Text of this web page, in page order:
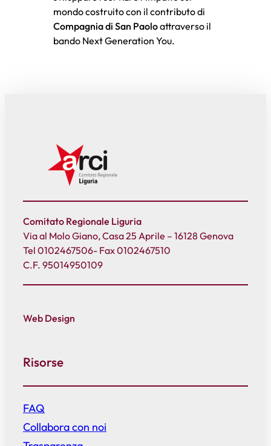
mondo costruito con il contributo di
Compagnia di San Paoloattraverso il
bando Next Generation You.
Comitato Regionale Liguria
Via al Molo Giano, Casa 25 Aprile – 16128 Genova
Tel 0102467506- Fax 0102467510
C.F. 95014950109
Web Design
Risorse
FAQ
Collabora con noi